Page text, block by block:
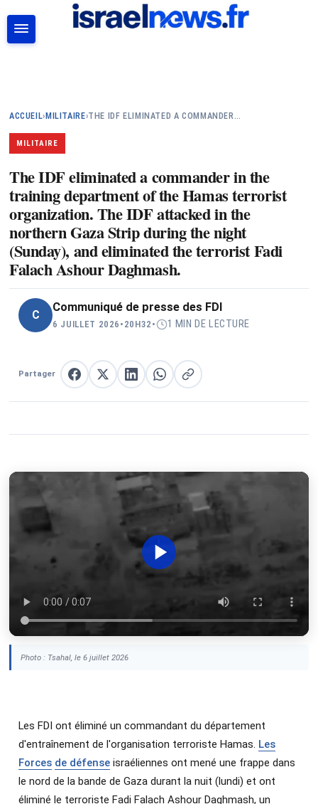
ACCUEIL› MILITAIRE›THE IDF ELIMINATED A COMMANDER…
MILITAIRE
The IDF eliminated a commander in the
training department of the Hamas terrorist
organization. The IDF attacked in the
northern Gaza Strip during the night
(Sunday), and eliminated the terrorist Fadi
Falach Ashour Daghmash.
C
Communiqué de presse des FDI
6 JUILLET 2026 • 20H32 • 1 MIN DE LECTURE
Partager Partager sur Facebook
Partager sur XPartager sur LinkedIn
Partager sur WhatsApp
Copier le lien
Photo : Tsahal, le 6 juillet 2026
Les FDI ont éliminé un commandant du département
d'entraînement de l'organisation terroriste Hamas. Les
Forces de défense israéliennes ont mené une frappe dans
le nord de la bande de Gaza durant la nuit (lundi) et ont
éliminé le terroriste Fadi Falach Ashour Daghmash, un